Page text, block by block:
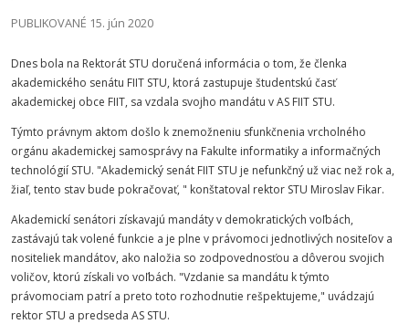
PUBLIKOVANÉ 15. jún 2020
Dnes bola na Rektorát STU doručená informácia o tom, že členka
akademického senátu FIIT STU, ktorá zastupuje študentskú časť
akademickej obce FIIT, sa vzdala svojho mandátu v AS FIIT STU.
Týmto právnym aktom došlo k znemožneniu sfunkčnenia vrcholného
orgánu akademickej samosprávy na Fakulte informatiky a informačných
technológií STU. "Akademický senát FIIT STU je nefunkčný už viac než rok a,
žiaľ, tento stav bude pokračovať, " konštatoval rektor STU Miroslav Fikar.
Akademickí senátori získavajú mandáty v demokratických voľbách,
zastávajú tak volené funkcie a je plne v právomoci jednotlivých nositeľov a
nositeliek mandátov, ako naložia so zodpovednosťou a dôverou svojich
voličov, ktorú získali vo voľbách. "Vzdanie sa mandátu k týmto
právomociam patrí a preto toto rozhodnutie rešpektujeme," uvádzajú
rektor STU a predseda AS STU.